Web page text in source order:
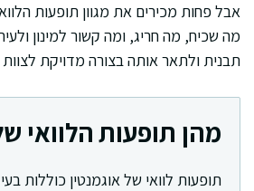
אבל פחות מכירים את מגוון תופעות
מה שכיח, מה חריג, ומה קשור למינון
תבנית ולתאר אותה בצורה מדויקת
מהן תופעות הלוואי
תופעות לוואי של אוגמנטין כוללות